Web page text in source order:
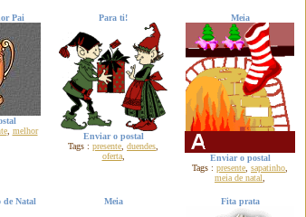
Pai
, melhor
Para ti!
Enviar o postal
Tags : presente duendes
oferta,
Meia
Enviar o postal
Tags : presente sapatinho
meia de natal
de Natal Meia Fita prata